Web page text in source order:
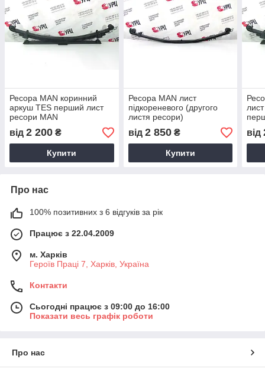
Ресора MAN коринний
аркуш TES перший лист
ресори MAN
від 2 200 ₴
Купити
Ресора MAN лист
підкореневого (другого
листя ресори)
Schomaecker Шумейкер
від 2 850₴
Купити
від
Про нас
100% позитивних з 6 відгуків за рік
Працює з 22.04.2009
м. Харків
Героїв Праці 7, Харків, Україна
Контакти
Сьогодні працює з 09:00 до 16:00
Показати весь графік роботи
Про нас